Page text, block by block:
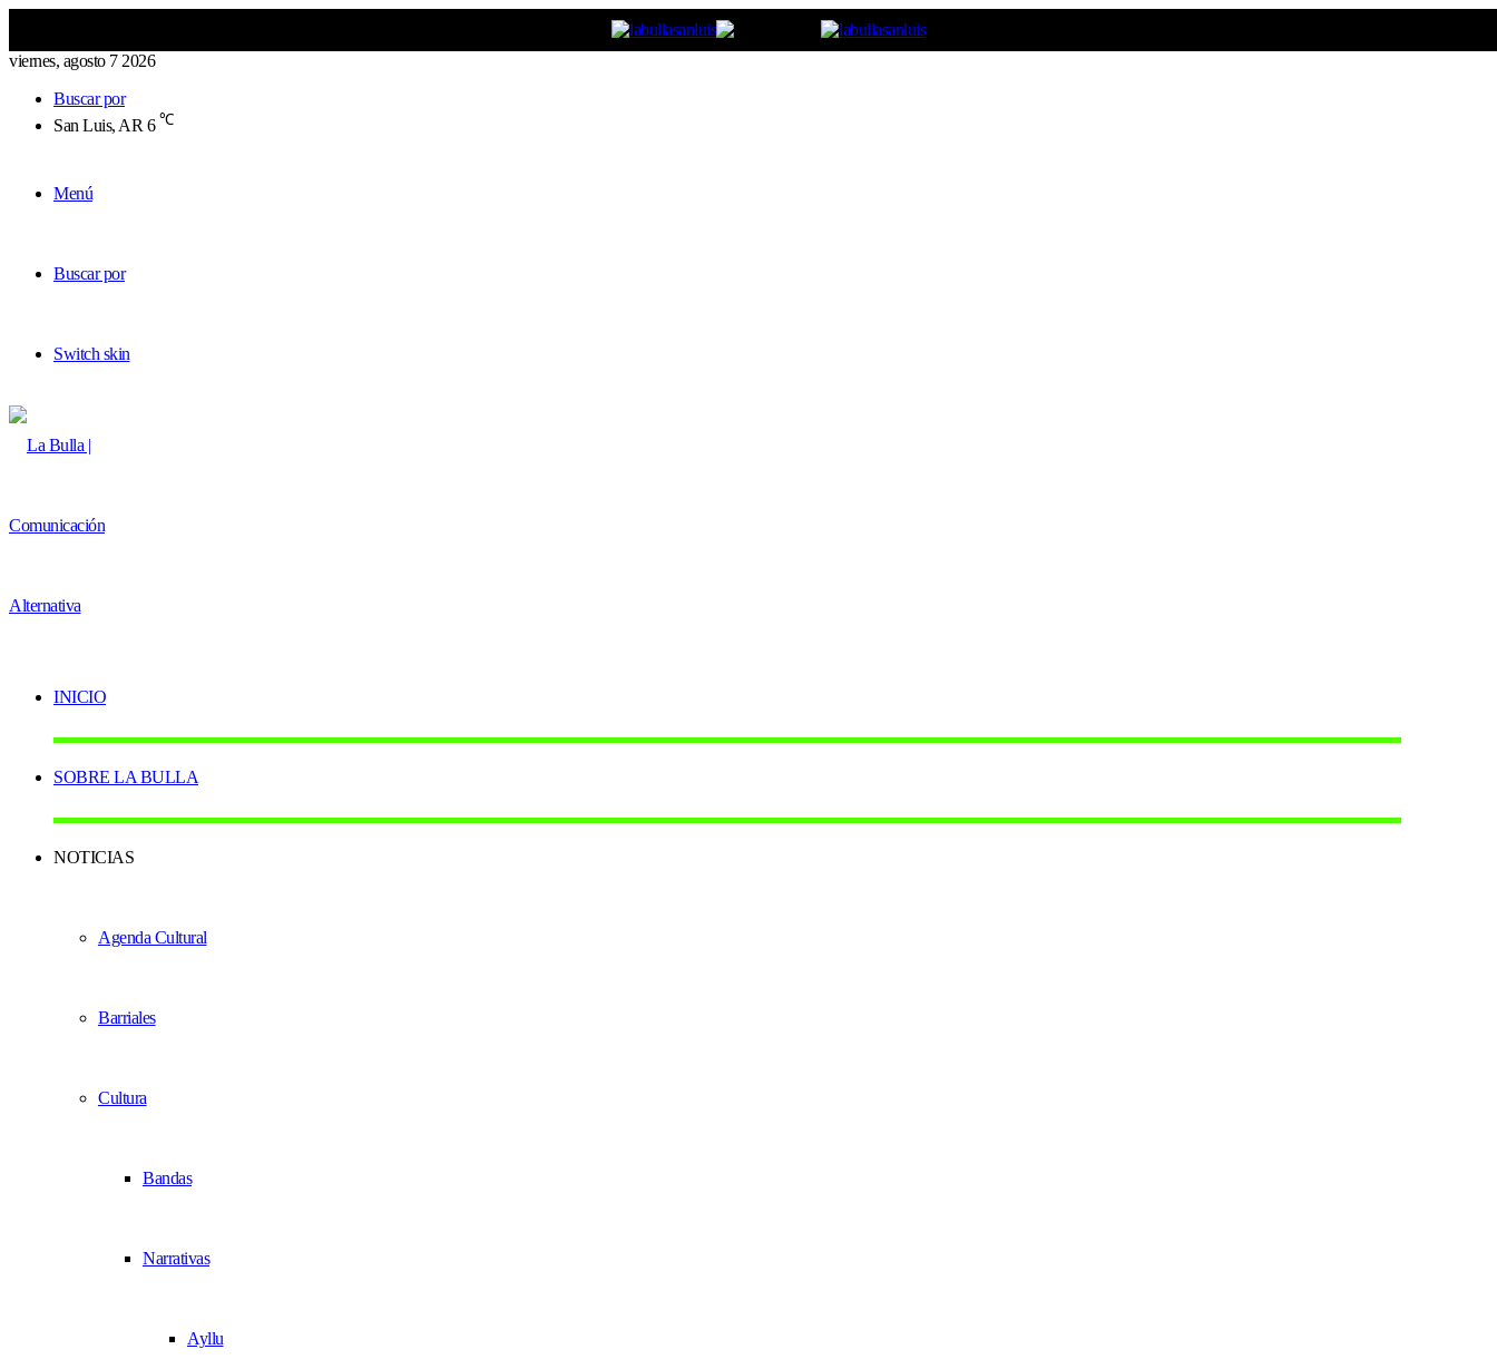
viernes, agosto 7 2026
Buscar por
San Luis, AR 6 ℃
Menú
Buscar por
Switch skin
INICIO
SOBRE LA BULLA
NOTICIAS
Agenda Cultural
Barriales
Cultura
Bandas
Narrativas
Ayllu